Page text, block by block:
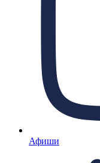
Афиши